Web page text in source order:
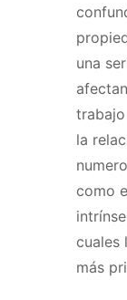
una
la
como
cuales
más